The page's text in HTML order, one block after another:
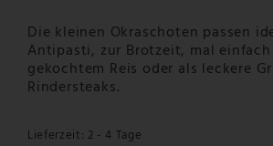
Die kleinen Okraschoten passen
Antipasti, zur Brotzeit, mal
gekochtem Reis oder als leckere
Rindersteaks.
Lieferzeit: 2 - 4 Tage